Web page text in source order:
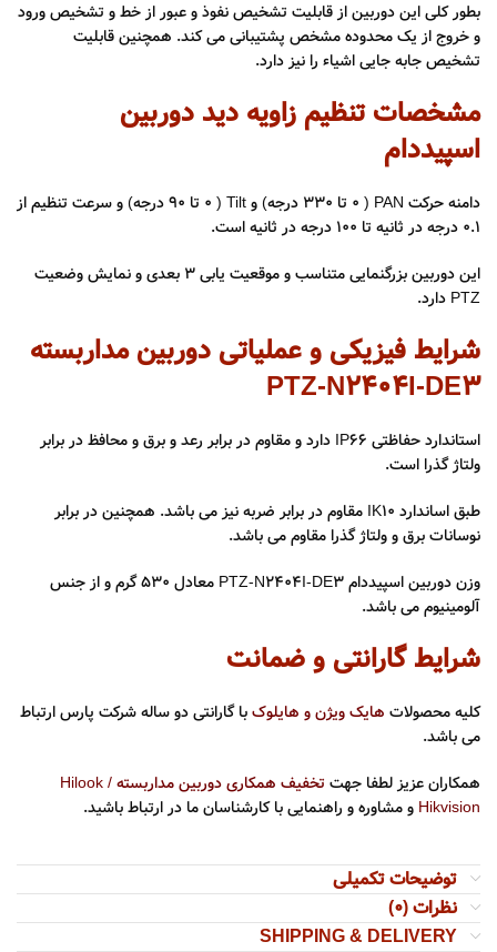
بطور کلی این دوربین از قابلیت تشخیص نفوذ و عبور از خط و تشخیص ورود
و خروج از یک محدوده مشخص پشتیبانی می کند. همچنین قابلیت
تشخیص جابه جایی اشیاء را نیز دارد.
مشخصات تنظیم زاویه دید دوربین
اسپیددام
دامنه حرکت PAN ( 0 تا 330 درجه) و Tilt ( 0 تا 90 درجه) و سرعت تنظیم از
0.1 درجه در ثانیه تا 100 درجه در ثانیه است.
این دوربین بزرگنمایی متناسب و موقعیت یابی ۳ بعدی و نمایش وضعیت
PTZ دارد.
شرایط فیزیکی و عملیاتی دوربین مداربسته
PTZ-N2404I-DE3
استاندارد حفاظتی IP66 دارد و مقاوم در برابر رعد و برق و محافظ در برابر
ولتاژ گذرا است.
طبق اساندارد IK10 مقاوم در برابر ضربه نیز می باشد. همچنین در برابر
نوسانات برق و ولتاژ گذرا مقاوم می باشد.
وزن دوربین اسپیددام PTZ-N2404I-DE3 معادل 530 گرم و از جنس
آلومینیوم می باشد.
شرایط گارانتی و ضمانت
کلیه محصولات هایک ویژن و هایلوکبا گارانتی دو ساله شرکت پارس ارتباط
می باشد.
همکاران عزیز لطفا جهت
تخفیف همکاری دوربین مداربسته Hilook /
Hikvision و مشاوره و راهنمایی با کارشناسان ما در ارتباط باشید.
توضیحات تکمیلی
نظرات (0)
SHIPPING & DELIVERY